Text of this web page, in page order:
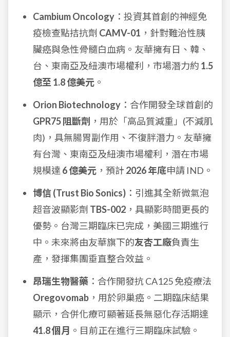
Cambium Oncology ：投資其首創的神經免
疫檢查點拮抗劑 CAMV-01 ，針對難治性胰
臟癌與急性骨髓白血病。友華擁有日、韓、
台、東南亞及紐澳市場權利，市場潛力約 1.5
億至 1.8 億美元 。
Orion Biotechnology ：合作開發全球首創的
GPR75 阻斷劑 ，用於「高品質減重」(不減肌
肉)，具無腸胃副作用、不復胖潛力。友華擁
有台灣、東南亞及紐澳市場權利，潛在市場
規模達 6 億美元 ，預計 2026 年底申請 IND。
博信 (Trust Bio Sonics) ：引進其全新微氣泡
超音波顯影劑 TBS-002 ，具顯影時間更長的
優勢。台灣三期臨床已完成，美國三期進行
中。未來將由友華旗下的友杏工廠負責生
產，發揮集團垂直整合效益。
昂瑞生物醫藥 ：合作開發抗 CA125 免疫療法
Oregovomab ，用於卵巢癌。二期臨床結果
顯示，合併化療可顯著延長無惡化存活期達
41.8 個月 。目前正在進行三期臨床試驗。